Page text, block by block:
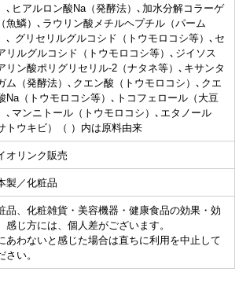
､ヒアルロン酸Na（発酵法）､加水分解コラーゲ
魚鱗）､ラウリン酸メチルヘプチル（パーム
､ グリセリルグルコシド（トウモロコシ等）､セ
リルグルコシド（トウモロコシ等）､ジイソス
リン酸ポリグリセリル-2（ナタネ等）､キサンタ
ム（発酵法）､クエン酸（トウモロコシ）､クエ
Na（トウモロコシ等）､トコフェロール（大豆
､マンニトール（トウモロコシ）､エタノール
サトウキビ）（ ）内は原料由来
オリンク販売
製／化粧品
品、化粧雑貨・美容機器・健康食品の効果・効
感じ方には、個人差がございます。
あわないと感じた場合は直ちに利用を中止して
さい。